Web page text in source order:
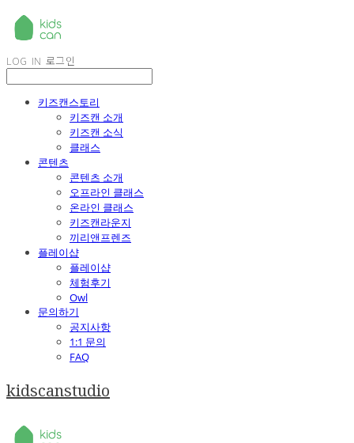
LOG IN 로그인
키즈캔스토리
키즈캔 소개
키즈캔 소식
클래스
콘텐츠
콘텐츠 소개
오프라인 클래스
온라인 클래스
키즈캔라운지
끼리앤프렌즈
플레이샵
플레이샵
체험후기
Owl
문의하기
공지사항
1:1 문의
FAQ
kidscanstudio